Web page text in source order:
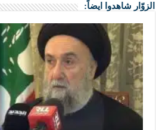
الزوّار شاهدوا ايضاً: